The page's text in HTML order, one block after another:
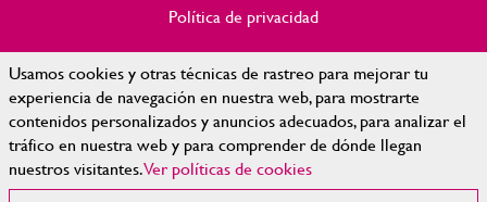
Usamos cookies y otras técnicas de rastreo para mejorar tu
experiencia de navegación en nuestra web, para mostrarte
contenidos personalizados y anuncios adecuados, para analizar el
tráfico en nuestra web y para comprender de dónde llegan
nuestros visitantes.Ver políticas de cookies
Política de privacidad
Política de Cookies
Accesibilidad
Mapa Web